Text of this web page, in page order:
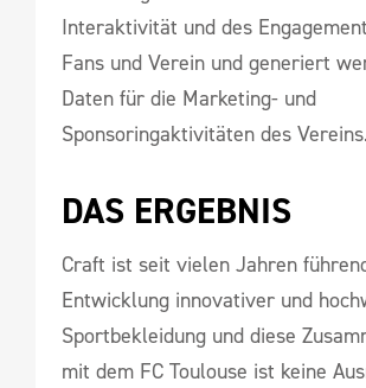
Interaktivität und des
Fans und Verein und generiert
Daten für die Marketing- und
Sponsoringaktivitäten des
DAS ERGEBNIS
Craft ist seit vielen Jahren
Entwicklung innovativer und
Sportbekleidung und diese
mit dem FC Toulouse ist keine